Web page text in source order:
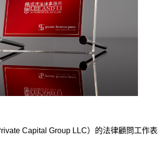
Capital Group LLC）的法律顧問工作